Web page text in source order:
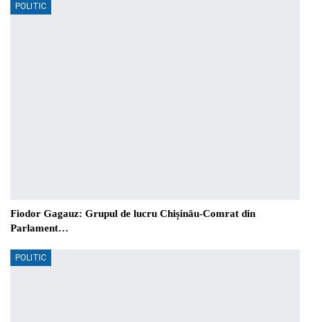
POLITIC
Fiodor Gagauz: Grupul de lucru Chișinău-Comrat din
Parlament…
POLITIC